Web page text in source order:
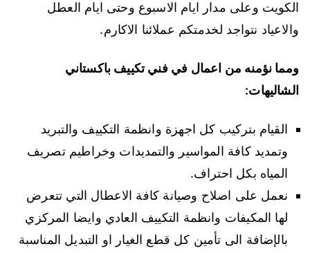
الكويت وعلى مدار ايام الاسبوع وحتى ايام العطل
والاعياد نتواجد لخدمتكم عملائنا الاكارم.
ومما نؤمنه من اعمال في فني تكييف باكستاني
الشاليهات:
القيام بتركيب كل اجهزة وانظمة التكييف والتبريد
وتمديد كافة المواسير والتمديدات وخراطيم تصريف
المياه بكل احتراف.
نعمل على اصلاح وصيانة كافة الاعطال التي تتعرض
لها المكيفات وانظمة التكييف العادي وايضا المركزي
بالإضافة الى تأمين كل قطع الغيار او التبديل المناسبة